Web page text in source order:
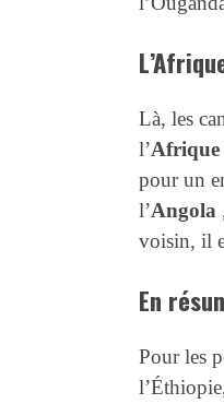
Là, les
l’Afrique
pour un
l’Angola
voisin, il
En
Pour les